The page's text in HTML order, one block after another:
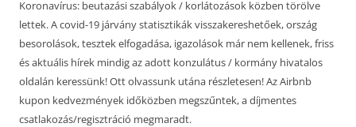
Koronavírus: beutazási szabályok / korlátozások közben törölve
lettek. A covid-19 járvány statisztikák visszakereshetőek, ország
besorolások, tesztek elfogadása, igazolások már nem kellenek, friss
és aktuális hírek mindig az adott konzulátus / kormány hivatalos
oldalán keressünk! Ott olvassunk utána részletesen! Az Airbnb
kupon kedvezmények időközben megszűntek, a díjmentes
csatlakozás/regisztráció megmaradt.